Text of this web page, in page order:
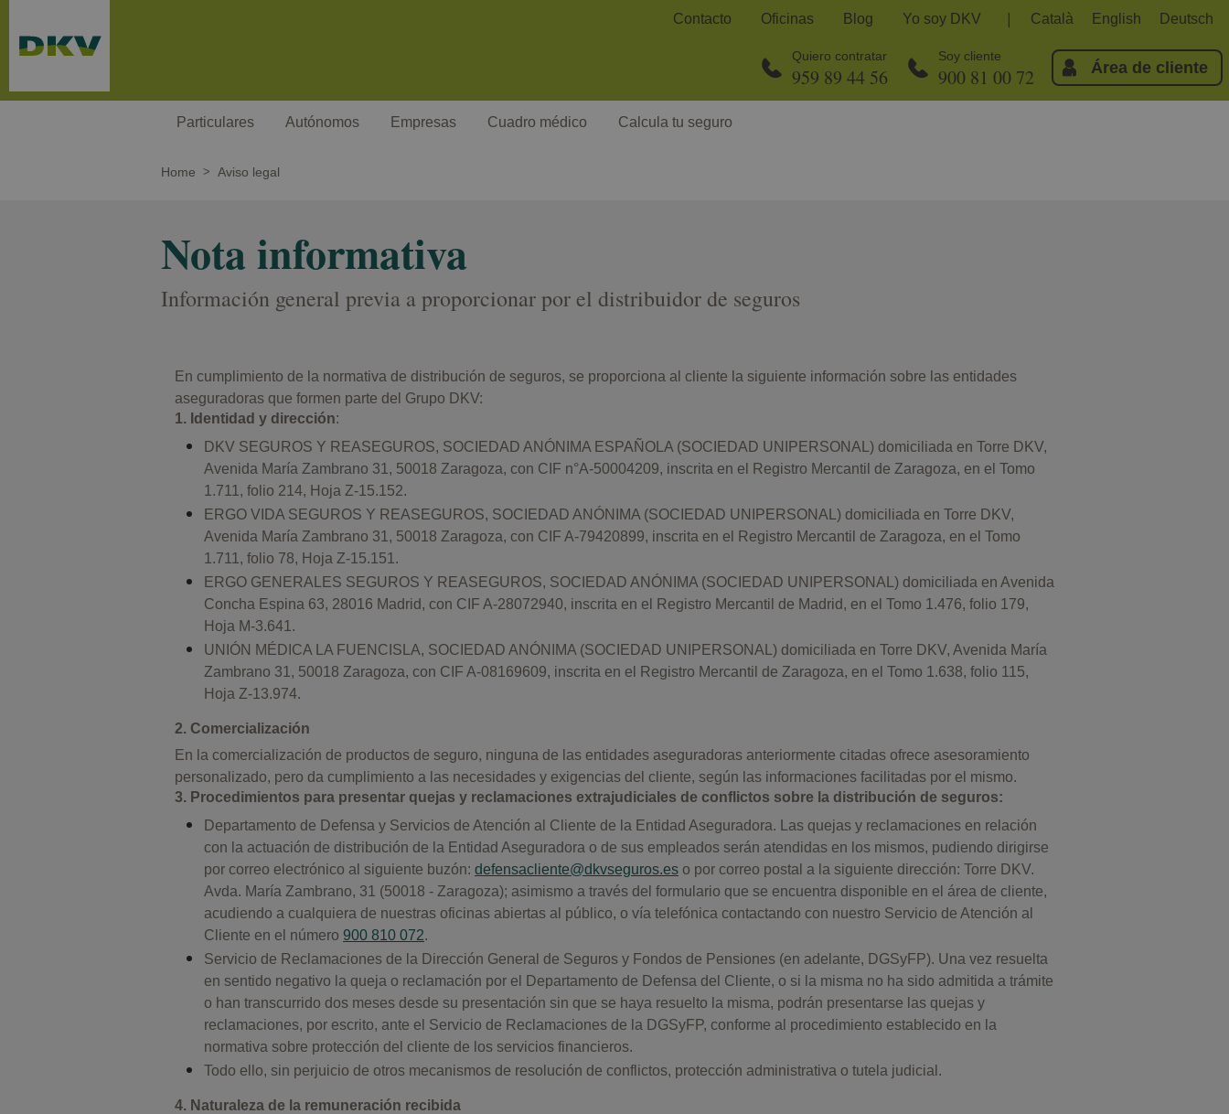
Contacto Oficinas Blog Yo soy DKV Català English Deutsch
Quiero contratar
959 89 44 56
Soy cliente
900 81 00 72 Área de cliente
Particulares Autónomos Empresas Cuadro médico Calcula tu seguro
Home Aviso legal
Nota informativa
Información general previa a proporcionar por el distribuidor de seguros
En cumplimiento de la normativa de distribución de seguros, se proporciona al cliente la siguiente información sobre las entidades
aseguradoras que formen parte del Grupo DKV:
1. Identidad y dirección:
DKV SEGUROS Y REASEGUROS, SOCIEDAD ANÓNIMA ESPAÑOLA (SOCIEDAD UNIPERSONAL) domiciliada en Torre DKV,
Avenida María Zambrano 31, 50018 Zaragoza, con CIF n°A-50004209, inscrita en el Registro Mercantil de Zaragoza, en el Tomo
1.711, folio 214, Hoja Z-15.152.
ERGO VIDA SEGUROS Y REASEGUROS, SOCIEDAD ANÓNIMA (SOCIEDAD UNIPERSONAL) domiciliada en Torre DKV,
Avenida María Zambrano 31, 50018 Zaragoza, con CIF A-79420899, inscrita en el Registro Mercantil de Zaragoza, en el Tomo
1.711, folio 78, Hoja Z-15.151.
ERGO GENERALES SEGUROS Y REASEGUROS, SOCIEDAD ANÓNIMA (SOCIEDAD UNIPERSONAL) domiciliada en Avenida
Concha Espina 63, 28016 Madrid, con CIF A-28072940, inscrita en el Registro Mercantil de Madrid, en el Tomo 1.476, folio 179,
Hoja M-3.641.
UNIÓN MÉDICA LA FUENCISLA, SOCIEDAD ANÓNIMA (SOCIEDAD UNIPERSONAL) domiciliada en Torre DKV, Avenida María
Zambrano 31, 50018 Zaragoza, con CIF A-08169609, inscrita en el Registro Mercantil de Zaragoza, en el Tomo 1.638, folio 115,
Hoja Z-13.974.
2. Comercialización
En la comercialización de productos de seguro, ninguna de las entidades aseguradoras anteriormente citadas ofrece asesoramiento
personalizado, pero da cumplimiento a las necesidades y exigencias del cliente, según las informaciones facilitadas por el mismo.
3. Procedimientos para presentar quejas y reclamaciones extrajudiciales de conflictos sobre la distribución de seguros:
Departamento de Defensa y Servicios de Atención al Cliente de la Entidad Aseguradora. Las quejas y reclamaciones en relación
con la actuación de distribución de la Entidad Aseguradora o de sus empleados serán atendidas en los mismos, pudiendo dirigirse
por correo electrónico al siguiente buzón: defensacliente@dkvseguros.es o por correo postal a la siguiente dirección: Torre DKV.
Avda. María Zambrano, 31 (50018 - Zaragoza); asimismo a través del formulario que se encuentra disponible en el área de cliente,
acudiendo a cualquiera de nuestras oficinas abiertas al público, o vía telefónica contactando con nuestro Servicio de Atención al
Cliente en el número 900 810 072.
Servicio de Reclamaciones de la Dirección General de Seguros y Fondos de Pensiones (en adelante, DGSyFP). Una vez resuelta
en sentido negativo la queja o reclamación por el Departamento de Defensa del Cliente, o si la misma no ha sido admitida a trámite
o han transcurrido dos meses desde su presentación sin que se haya resuelto la misma, podrán presentarse las quejas y
reclamaciones, por escrito, ante el Servicio de Reclamaciones de la DGSyFP, conforme al procedimiento establecido en la
normativa sobre protección del cliente de los servicios financieros.
Todo ello, sin perjuicio de otros mecanismos de resolución de conflictos, protección administrativa o tutela judicial.
4. Naturaleza de la remuneración recibida